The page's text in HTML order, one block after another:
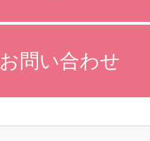
お問い合わせ